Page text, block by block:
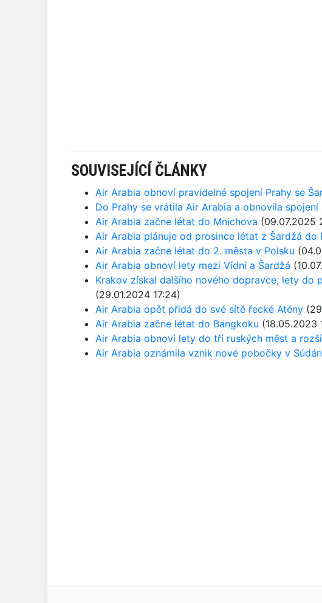
SOUVISEJÍCÍ ČLÁNKY
Air Arabia obnoví pravidelné spojení Prahy se
Do Prahy se vrátila Air Arabia a obnovila
Air Arabia začne létat do Mnichova (09.07.2025
Air Arabia plánuje od prosince létat z Šardžá do
Air Arabia začne létat do 2. města v Polsku
Air Arabia obnoví lety mezi Vídní a Šardžá
Krakov získal dalšího nového dopravce, lety do
(29.01.2024 17:24)
Air Arabia opět přidá do své sítě řecké Atény
Air Arabia začne létat do Bangkoku (18.05.2023
Air Arabia obnoví lety do tří ruských měst a
Air Arabia oznámila vznik nové pobočky v